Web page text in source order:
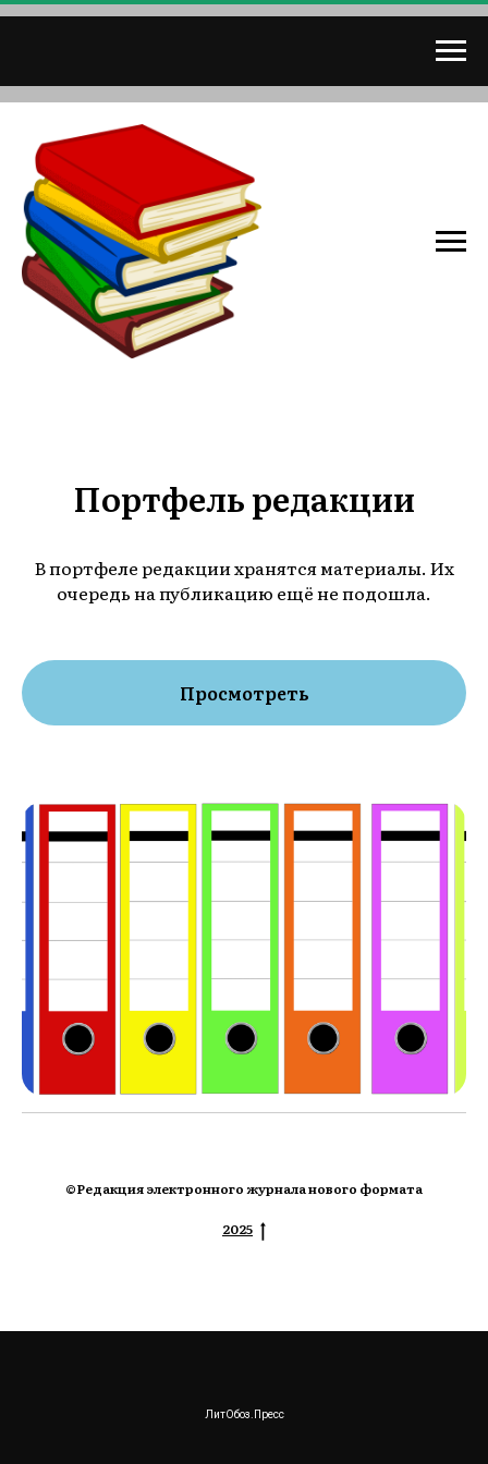
Портфель редакции
В портфеле редакции хранятся материалы. Их
очередь на публикацию ещё не подошла.
Просмотреть
©Редакция электронного журнала нового формата
2025
ЛитОбоз.Пресс